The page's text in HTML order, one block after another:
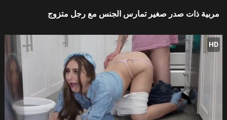
مربية ذات صدر صغير تمارس الجنس مع رجل متزوج
HD